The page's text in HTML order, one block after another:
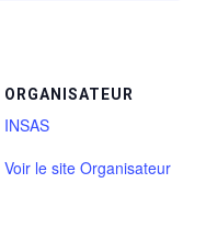
ORGANISATEUR
INSAS
Voir le site Organisateur